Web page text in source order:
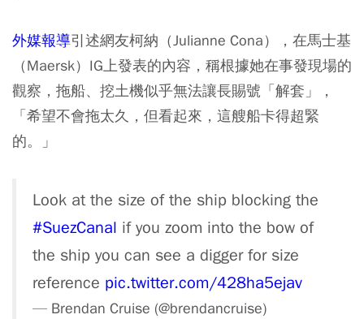
外媒報導引述網友柯納（Julianne Cona），在馬士基
（Maersk）IG上發表的內容，稱根據她在事發現場的
觀察，拖船、挖土機似乎無法讓長賜號「解套」，
「希望不會拖太久，但看起來，這艘船卡得超緊
的。」
Look at the size of the ship blocking the
#SuezCanal if you zoom into the bow of
the ship you can see a digger for size
reference pic.twitter.com/428ha5ejav
— Brendan Cruise (@brendancruise)